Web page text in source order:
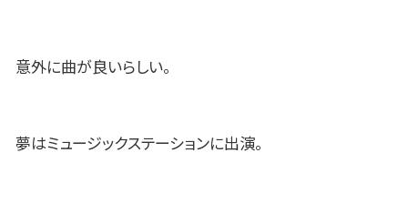
意外に曲が良いらしい。
夢はミュージックステーションに出演。